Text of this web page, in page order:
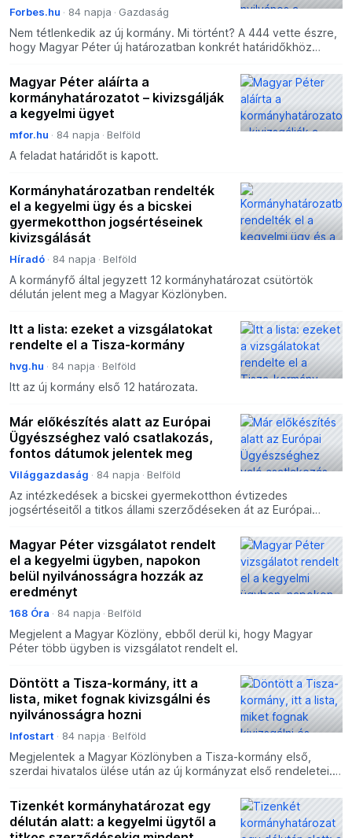
Forbes.hu 84 napja Gazdaság
Nem tétlenkedik az új kormány. Mi történt? A 444 vette észre,
hogy Magyar Péter új határozatban konkrét határidőkhöz
Magyar Péter aláírta a
kormányhatározatot – kivizsgálják
a kegyelmi ügyet
mfor.hu 84 napja Belföld
A feladat határidőt is kapott.
Kormányhatározatban rendelték
el a kegyelmi ügy és a bicskei
gyermekotthon jogsértéseinek
kivizsgálását
Híradó 84 napja Belföld
A kormányfő által jegyzett 12 kormányhatározat csütörtök
délután jelent meg a Magyar Közlönyben.
Itt a lista: ezeket a vizsgálatokat
rendelte el a Tisza-kormány
hvg.hu 84 napja Belföld
Itt az új kormány első 12 határozata.
Már előkészítés alatt az Európai
Ügyészséghez való csatlakozás,
fontos dátumok jelentek meg
Világgazdaság 84 napja Belföld
Az intézkedések a bicskei gyermekotthon évtizedes
jogsértéseitől a titkos állami szerződéseken át az Európai
Magyar Péter vizsgálatot rendelt
el a kegyelmi ügyben, napokon
belül nyilvánosságra hozzák az
eredményt
168 Óra 84 napja Belföld
Megjelent a Magyar Közlöny, ebből derül ki, hogy Magyar
Péter több ügyben is vizsgálatot rendelt el.
Döntött a Tisza-kormány, itt a
lista, miket fognak kivizsgálni és
nyilvánosságra hozni
Infostart 84 napja Belföld
Megjelentek a Magyar Közlönyben a Tisza-kormány első,
szerdai hivatalos ülése után az új kormányzat első rendeletei.
Tizenkét kormányhatározat egy
délután alatt: a kegyelmi ügytől a